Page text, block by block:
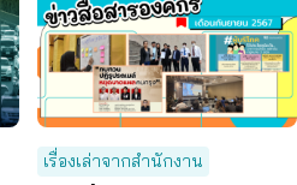
เรื่องเล่าจากสำนักงาน